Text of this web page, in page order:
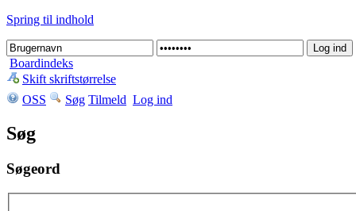
Spring til indhold
Boardindeks
Skift skriftstørrelse
OSS
Søg Tilmeld Log ind
Søg
Søgeord